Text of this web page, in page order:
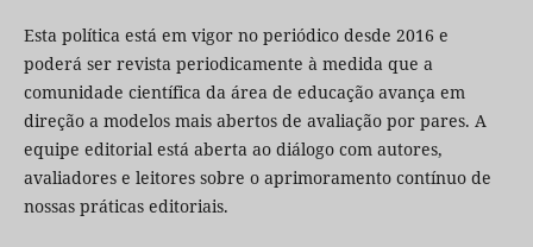
Esta política está em vigor no periódico desde 2016 e
poderá ser revista periodicamente à medida que a
comunidade científica da área de educação avança em
direção a modelos mais abertos de avaliação por pares. A
equipe editorial está aberta ao diálogo com autores,
avaliadores e leitores sobre o aprimoramento contínuo de
nossas práticas editoriais.